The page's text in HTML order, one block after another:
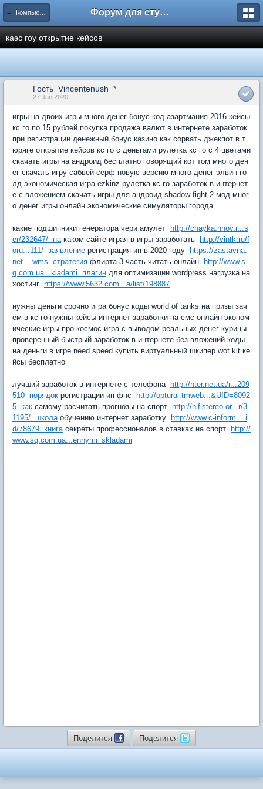
← Компьютеры и Интернет Форум для студента СГА
каэс гоу открытие кейсов
Гость_Vincentenush_*
27 Jan 2020
игры на двоих игры много денег бонус код азартмания 2016 кейсы
кс го по 15 рублей покупка продажа валют в интернете заработок
при регистрации денежный бонус казино как сорвать джекпот в т
юряге открытие кейсов кс го с деньгами рулетка кс го с 4 цветами
скачать игры на андроид бесплатно говорящий кот том много ден
ег скачать игру сабвей серф новую версию много денег элвин го
лд экономическая игра ezkinz рулетка кс го заработок в интернет
е с вложением скачать игры для андроид shadow fight 2 мод мног
о денег игры онлайн экономические симуляторы города
какие подшипники генератора чери амулет
http://chayka.nnov.r...s
er/232647/ накаком сайте играя в игры заработать
http://vintk.ru/f
oru...111/ заявление регистрация ип в 2020 году
https://zastavna.
net...-wms стратегия флирта 3 часть читать онлайн
http://www.s
q.com.ua...kladami плагин для оптимизации wordpress нагрузка на
хостинг
https://www.5632.com...a/list/198887
нужны деньги срочно игра бонус коды world of tanks на призы зач
ем в кс го нужны кейсы интернет заработки на смс онлайн эконом
ические игры про космос игра с выводом реальных денег курицы
проверенный быстрый заработок в интернете без вложений коды
на деньги в игре need speed купить виртуальный шкипер wot kit ке
йсы бесплатно
лучший заработок в интернете с телефона http://nter.net.ua/r...209
510 порядок регистрации ип фнс
http://optural.tmweb...&UID=8092
5 как самому расчитать прогнозы на спорт
http://hifistereo.or...r/3
1195/ школаобучению интернет заработку
http://www.c-inform....i
d/78679 книгасекреты профессионалов в ставках на спорт
http://
www.sq.com.ua...ennymi_skladami
Поделится Поделится